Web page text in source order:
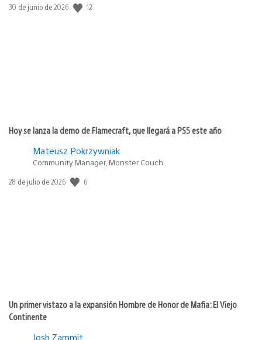
Fecha
30 de junio de 2026 12
Hoy se lanza la demo de Flamecraft, que llegará a PS5 este año
Mateusz Pokrzywniak
Community Manager, Monster Couch
Fecha
28 de julio de 2026 6
Un primer vistazo a la expansión Hombre de Honor de Mafia: El Viejo
Continente
Josh Zammit